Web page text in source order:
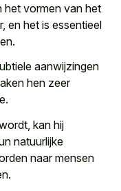
het vormen van het
en het is essentieel
aanwijzingen
hen zeer
kan hij
natuurlijke
naar mensen